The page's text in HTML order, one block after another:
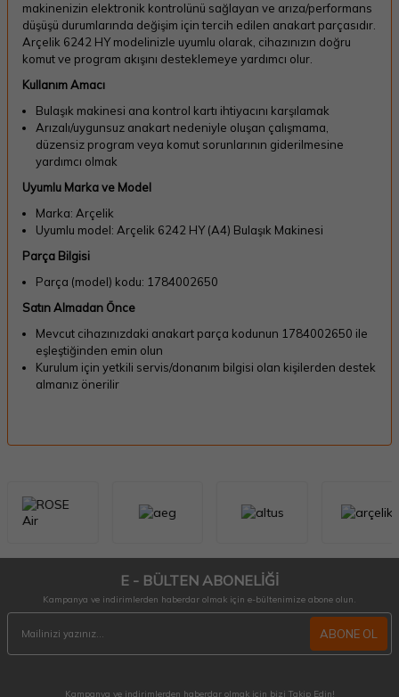
makinenizin elektronik kontrolünü sağlayan ve arıza/performans
düşüşü durumlarında değişim için tercih edilen anakart parçasıdır.
Arçelik 6242 HY modelinizle uyumlu olarak, cihazınızın doğru
komut ve program akışını desteklemeye yardımcı olur.
Kullanım Amacı
Bulaşık makinesi ana kontrol kartı ihtiyacını karşılamak
Arızalı/uygunsuz anakart nedeniyle oluşan çalışmama,
düzensiz program veya komut sorunlarının giderilmesine
yardımcı olmak
Uyumlu Marka ve Model
Marka: Arçelik
Uyumlu model: Arçelik 6242 HY (A4) Bulaşık Makinesi
Parça Bilgisi
Parça (model) kodu: 1784002650
Satın Almadan Önce
Mevcut cihazınızdaki anakart parça kodunun 1784002650 ile
eşleştiğinden emin olun
Kurulum için yetkili servis/donanım bilgisi olan kişilerden destek
almanız önerilir
E - BÜLTEN ABONELİĞİ
Kampanya ve indirimlerden haberdar olmak için e-bültenimize abone olun.
ABONE OL
Kampanya ve indirimlerden haberdar olmak için bizi Takip Edin!